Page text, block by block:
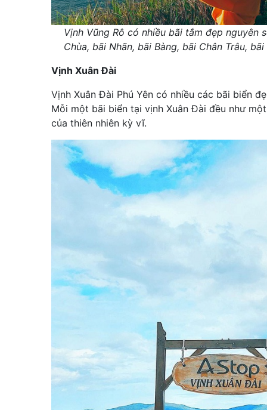
Vịnh Vũng Rô có nhiều bãi tắm đẹp nguyên
Chùa, bãi Nhãn, bãi Bàng, bãi Chân Trâu,
Vịnh Xuân Đài
Vịnh Xuân Đài Phú Yên có nhiều các bãi biển
Mỗi một bãi biển tại vịnh Xuân Đài đều như
của thiên nhiên kỳ vĩ.